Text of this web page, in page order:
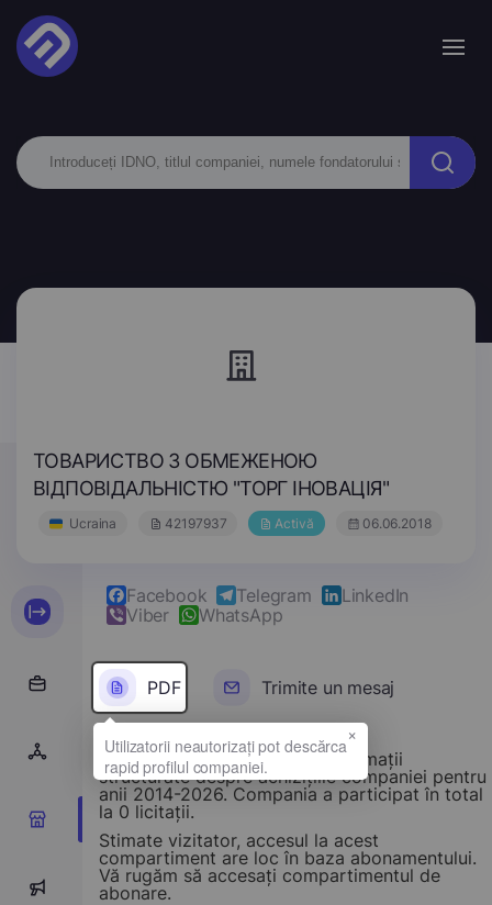
ТОВАРИСТВО З ОБМЕЖЕНОЮ
ВІДПОВІДАЛЬНІСТЮ "ТОРГ ІНОВАЦІЯ"
Ucraina 42197937 Activă 06.06.2018
0
0
Facebook Telegram
LinkedIn
Viber
WhatsApp
PDF Trimite un mesaj
Acest compartiment oferă informații
structurate despre achizițiile companiei pentru
anii 2014-2026. Compania a participat în total
la 0 licitații.
Stimate vizitator, accesul la acest
compartiment are loc în baza abonamentului.
Vă rugăm să accesați compartimentul de
abonare.
×